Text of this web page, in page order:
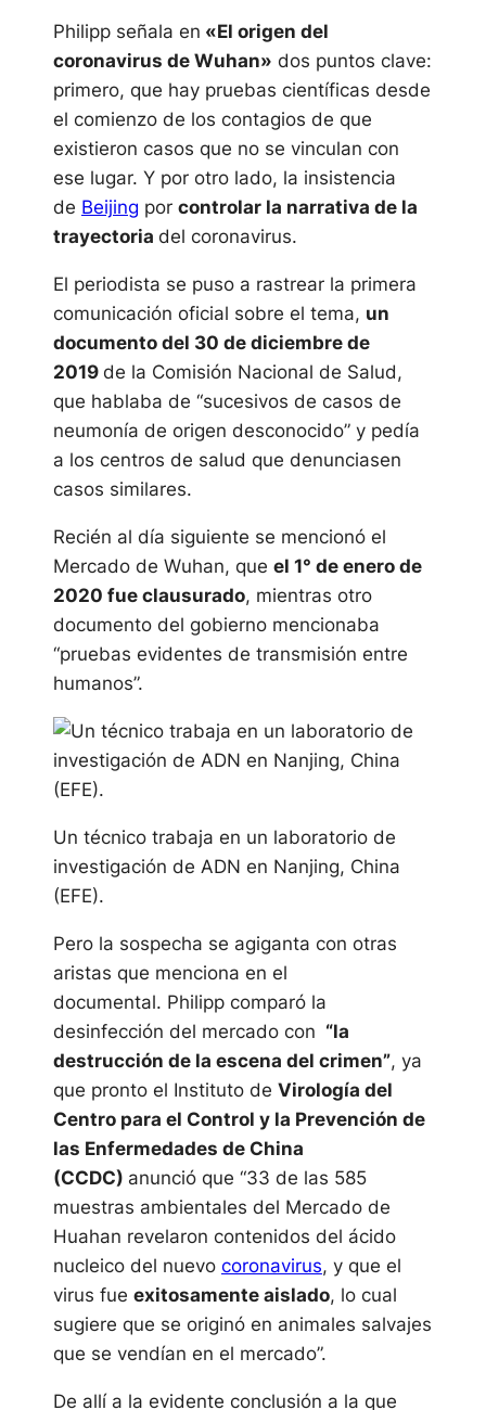
Philipp señala en «El origen del
coronavirus de Wuhan» dos puntos clave:
primero, que hay pruebas científicas desde
el comienzo de los contagios de que
existieron casos que no se vinculan con
ese lugar. Y por otro lado, la insistencia
de Beijing por controlar la narrativa de la
trayectoria del coronavirus.
El periodista se puso a rastrear la primera
comunicación oficial sobre el tema, un
documento del 30 de diciembre de
2019 de la Comisión Nacional de Salud,
que hablaba de “sucesivos de casos de
neumonía de origen desconocido” y pedía
a los centros de salud que denunciasen
casos similares.
Recién al día siguiente se mencionó el
Mercado de Wuhan, que el 1° de enero de
2020 fue clausurado, mientras otro
documento del gobierno mencionaba
“pruebas evidentes de transmisión entre
humanos”.
Un técnico trabaja en un laboratorio de
investigación de ADN en Nanjing, China
(EFE).
Pero la sospecha se agiganta con otras
aristas que menciona en el
documental. Philipp comparó la
desinfección del mercado con “la
destrucción de la escena del crimen”, ya
que pronto el Instituto de Virología del
Centro para el Control y la Prevención de
las Enfermedades de China
(CCDC) anunció que “33 de las 585
muestras ambientales del Mercado de
Huahan revelaron contenidos del ácido
nucleico del nuevo coronavirus, y que el
virus fue exitosamente aislado, lo cual
sugiere que se originó en animales salvajes
que se vendían en el mercado”.
De allí a la evidente conclusión a la que